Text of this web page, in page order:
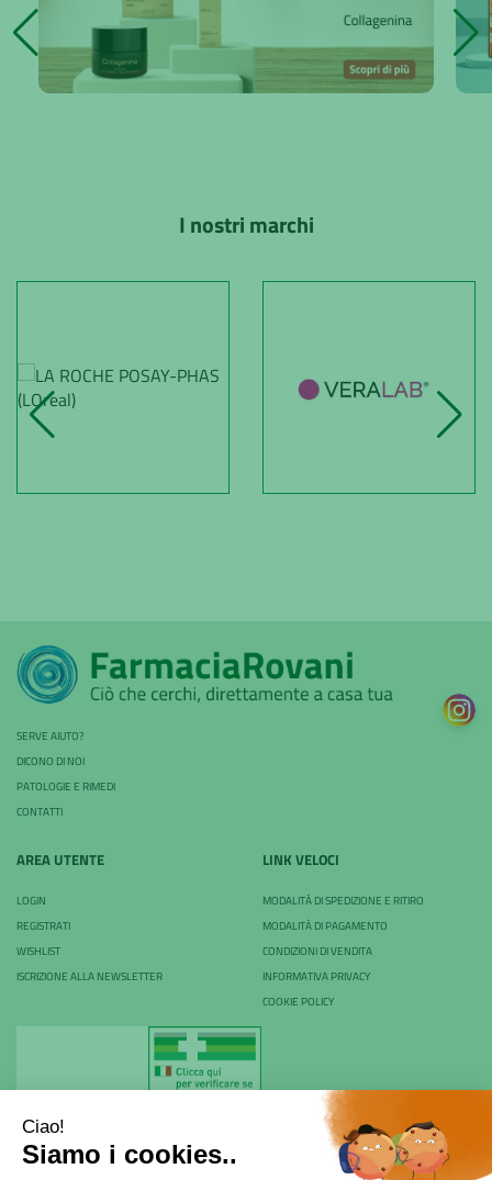
I nostri marchi
SERVE AIUTO?
DICONO DI NOI
PATOLOGIE E RIMEDI
CONTATTI
AREA UTENTE
LOGIN
REGISTRATI
WISHLIST
ISCRIZIONE ALLA NEWSLETTER
LINK VELOCI
MODALITÀ DI SPEDIZIONE E RITIRO
MODALITÀ DI PAGAMENTO
CONDIZIONI DI VENDITA
INFORMATIVA PRIVACY
COOKIE POLICY